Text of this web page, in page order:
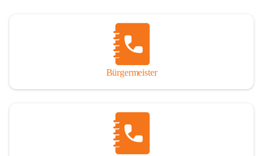
gedankt werden, die durch ihre Erinnerungen, Informationen und
durch das Überlassen von Fotos und Dokumenten zum Gesamtbild
dieses Buches wesentlich beigetragen haben.
Der Zeitdruck war enorm, um das Werk auch zeitgerecht für das
Jubiläumsjahr abschließen zu können. Daher mag um Nachsicht
Ausführlichkeit behandelt erscheinen, oder auch der eine oder
andere Fehler unterlief. Die Autoren haben nach ihren
individuellen Möglichkeiten mit bestem Wissen und Gewissen
Bürgermeister